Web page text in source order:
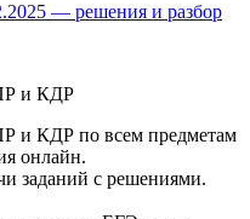
— решения и разбор
и КДР
и КДР по всем предметам
онлайн.
заданий с решениями.